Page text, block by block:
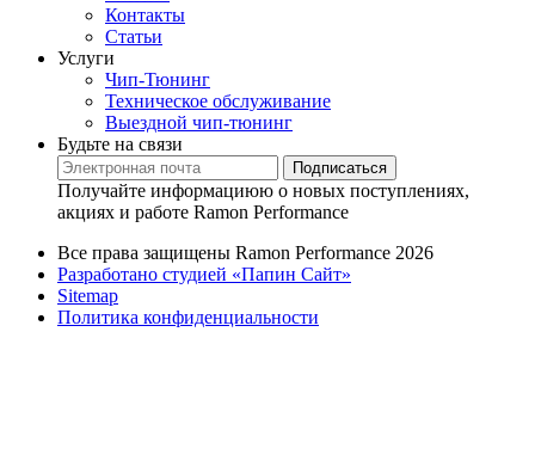
Контакты
Статьи
Услуги
Чип-Тюнинг
Техническое обслуживание
Выездной чип-тюнинг
Будьте на связи
Подписаться
Получайте информациюю о новых поступлениях,
акциях и работе Ramon Performance
Все права защищены Ramon Performance 2026
Разработано студией «Папин Сайт»
Sitemap
Политика конфиденциальности